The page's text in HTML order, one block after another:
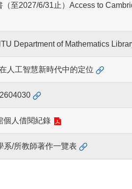
至2027/6/31止）Access to
Department of Mathematics
人工智慧新時代中的定位
個人借閱紀錄
系/所教師著作一覽表